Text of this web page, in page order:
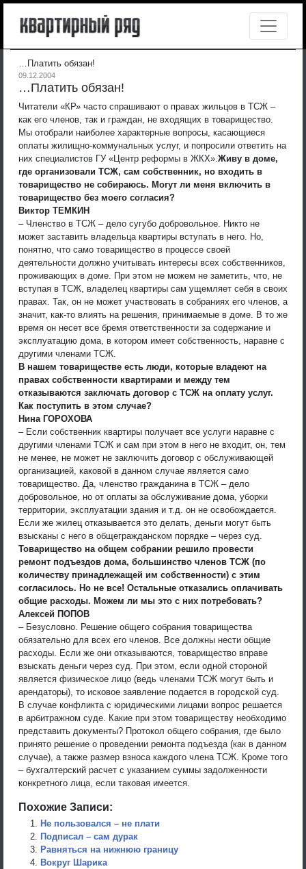
…Платить обязан!
09.12.2004
…Платить обязан!
Читатели «КР» часто спрашивают о правах жильцов в ТСЖ –
как его членов, так и граждан, не входящих в товарищество.
Мы отобрали наиболее характерные вопросы, касающиеся
оплаты жилищно-коммунальных услуг, и попросили ответить на
них специалистов ГУ «Центр реформы в ЖКХ». Живу в доме,
где организовали ТСЖ, сам собственник, но входить в
товарищество не собираюсь. Могут ли меня включить в
товарищество без моего согласия?
Виктор ТЕМКИН
– Членство в ТСЖ – дело сугубо добровольное. Никто не
может заставить владельца квартиры вступать в него. Но,
понятно, что само товарищество в процессе своей
деятельности должно учитывать интересы всех собственников,
проживающих в доме. При этом не можем не заметить, что, не
вступая в ТСЖ, владелец квартиры сам ущемляет себя в своих
правах. Так, он не может участвовать в собраниях его членов, а
значит, как-то влиять на решения, принимаемые в доме. В то же
время он несет все бремя ответственности за содержание и
эксплуатацию дома, в котором имеет собственность, наравне с
другими членами ТСЖ.
В нашем товариществе есть люди, которые владеют на
правах собственности квартирами и между тем
отказываются заключать договор с ТСЖ на оплату услуг.
Как поступить в этом случае?
Нина ГОРОХОВА
– Если собственник квартиры получает все услуги наравне с
другими членами ТСЖ и сам при этом в него не входит, он, тем
не менее, не может не заключить договор с обслуживающей
организацией, каковой в данном случае является само
товарищество. Да, членство гражданина в ТСЖ – дело
добровольное, но от оплаты за обслуживание дома, уборки
территории, эксплуатации здания и т.д. он не освобождается.
Если же жилец отказывается это делать, деньги могут быть
взысканы с него в общегражданском порядке – через суд.
Товарищество на общем собрании решило провести
ремонт подъездов дома, большинство членов ТСЖ (по
количеству принадлежащей им собственности) с этим
согласилось. Но не все! Остальные отказались оплачивать
общие расходы. Можем ли мы это с них потребовать?
Алексей ПОПОВ
– Безусловно. Решение общего собрания товарищества
обязательно для всех его членов. Все должны нести общие
расходы. Если же они отказываются, товарищество вправе
взыскать деньги через суд. При этом, если одной стороной
является физическое лицо (ведь членами ТСЖ могут быть и
арендаторы), то исковое заявление подается в городской суд.
В случае конфликта с юридическими лицами вопрос решается
в арбитражном суде. Какие при этом товариществу необходимо
представить документы? Протокол общего собрания, где было
принято решение о проведении ремонта подъезда (как в данном
случае), а также размер взноса каждого члена ТСЖ. Кроме того
– бухгалтерский расчет с указанием суммы задолженности
конкретного лица, если таковая имеется.
Похожие Записи:
Не пользовался – не плати
Подписал – сам дурак
Равняться на нижнюю границу
Вокруг Шарика